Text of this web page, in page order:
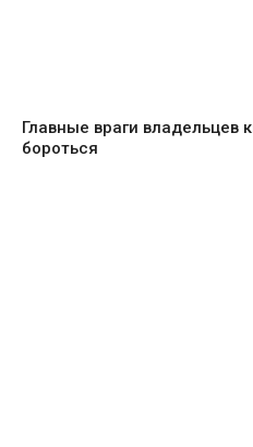
Главные враги владельцев
бороться